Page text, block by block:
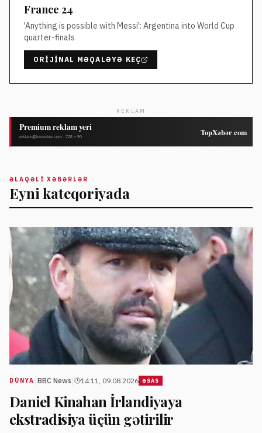
France 24
'Anything is possible with Messi': Argentina into World Cup
quarter-finals
ORIJINAL MƏQALƏYƏ KEÇ
REKLAM
ƏLAQƏLI XƏBƏRLƏR
Eyni kateqoriyada
DÜNYA BBC News 14:11, 09.08.2026 ƏSAS
Daniel Kinahan İrlandiyaya
ekstradisiya üçün gətirilir